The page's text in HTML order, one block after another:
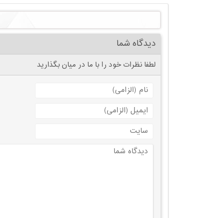
دیدگاه شما
لطفا نظرات خود را با ما در میان بگذارید